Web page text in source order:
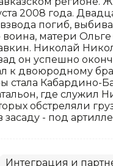
2008 года.
погиб,
матери
Николай
он успешно
к двоюродному
стала Кабардино-
где служил
обстреляли
засаду - под
Интеграция и